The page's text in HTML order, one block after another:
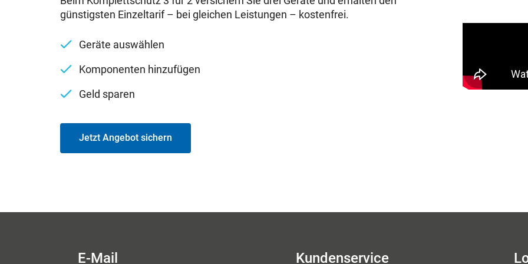
günstigsten Einzeltarif – bei gleichen Leistungen – kostenfrei.
Geräte auswählen
Komponenten hinzufügen
Geld sparen
Jetzt Angebot sichern
E-Mail Kundenservice